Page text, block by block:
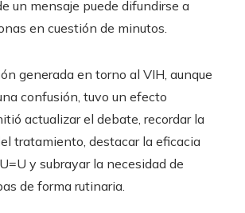
un mensaje puede difundirse a
en cuestión de minutos.
generada en torno al VIH, aunque
confusión, tuvo un efecto
actualizar el debate, recordar la
tratamiento, destacar la eficacia
y subrayar la necesidad de
de forma rutinaria.